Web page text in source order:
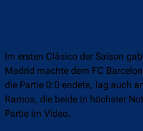
Im ersten Clásico der Saison
Madrid machte dem FC
die Partie 0:0 endete, lag auch
Ramos, die beide in höchster
Partie im Video.